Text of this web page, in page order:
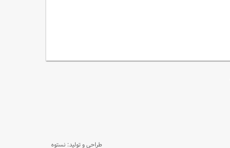
طراحی و تولید: نستوه